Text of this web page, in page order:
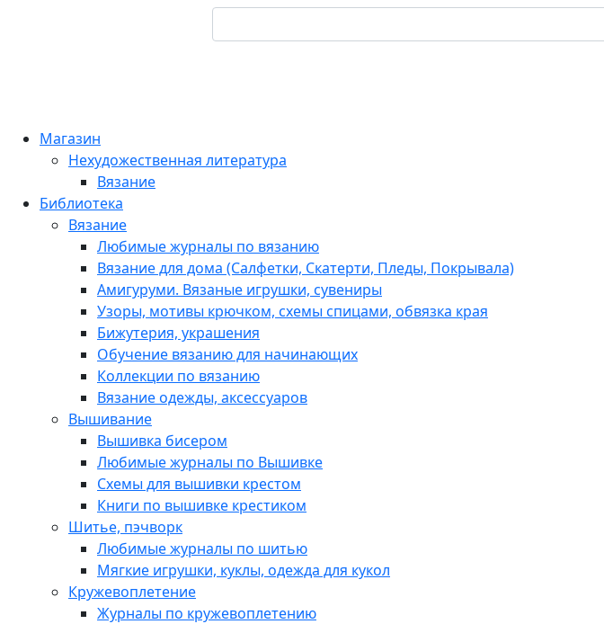
Магазин
Нехудожественная литература
Вязание
Библиотека
Вязание
Любимые журналы по вязанию
Вязание для дома (Салфетки, Скатерти, Пледы, Покрывала)
Амигуруми. Вязаные игрушки, сувениры
Узоры, мотивы крючком, схемы спицами, обвязка края
Бижутерия, украшения
Обучение вязанию для начинающих
Коллекции по вязанию
Вязание одежды, аксессуаров
Вышивание
Вышивка бисером
Любимые журналы по Вышивке
Схемы для вышивки крестом
Книги по вышивке крестиком
Шитье, пэчворк
Любимые журналы по шитью
Мягкие игрушки, куклы, одежда для кукол
Кружевоплетение
Журналы по кружевоплетению